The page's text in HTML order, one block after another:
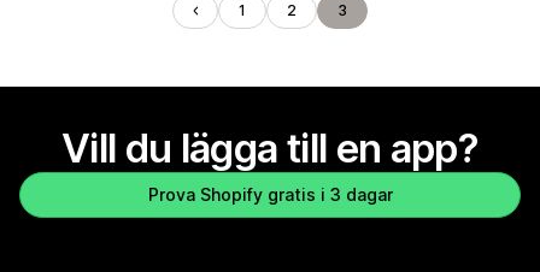
1 2 3
Vill du lägga till en app?
Prova Shopify gratis i 3 dagar